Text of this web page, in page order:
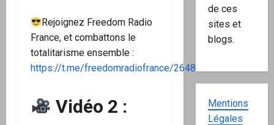
Rejoignez Freedom Radio
France, et combattons le
totalitarisme ensemble :
https://t.me/freedomradiofrance/2648
Vidéo 2 :
de ces
sites et
blogs.
Mentions
Légales